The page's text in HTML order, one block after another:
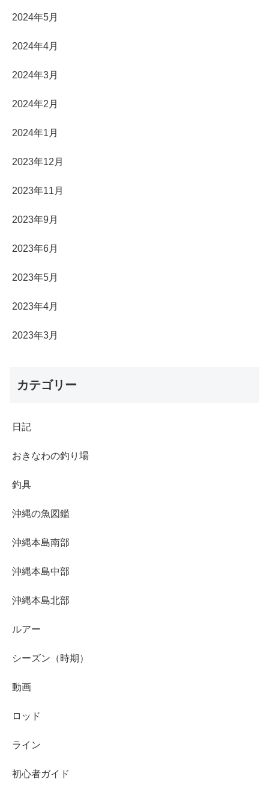
2024年5月
2024年4月
2024年3月
2024年2月
2024年1月
2023年12月
2023年11月
2023年9月
2023年6月
2023年5月
2023年4月
2023年3月
カテゴリー
日記
おきなわの釣り場
釣具
沖縄の魚図鑑
沖縄本島南部
沖縄本島中部
沖縄本島北部
ルアー
シーズン（時期）
動画
ロッド
ライン
初心者ガイド